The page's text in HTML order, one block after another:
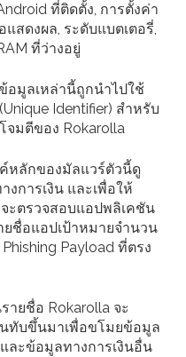
ที่ติดตั้ง, การตั้งค่า
สดงผล, ระดับแบตเตอรี่,
ที่ว่างอยู่
อมูลเหล่านี้ถูกนำไปใช้
Identifier) สำหรับ
จมตีของ Rokarolla
หลักของมัลแวร์ตัวนี้ดู
การเงิน และเพื่อให้
ะตรวจสอบแอปพลิเคชัน
ยชื่อแอปเป้าหมายจำนวน
Payload ที่ตรง
ายชื่อ Rokarolla จะ
ทับขึ้นมาเพื่อขโมยข้อมูล
ละข้อมูลทางการเงินอื่น